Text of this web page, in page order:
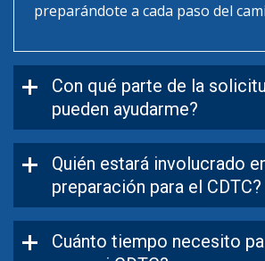
preparándote a cada paso del
Con qué parte de la
pueden ayudarme?
Quién estará involucrado
preparación para el CDTC?
Cuánto tiempo necesito